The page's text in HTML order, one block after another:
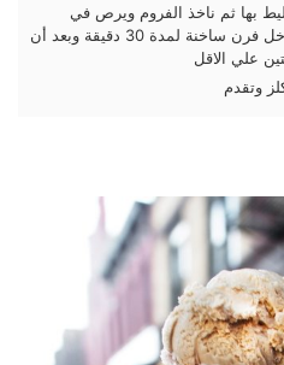
بها ثم ناخذ الفروم ويرص في
صينية فرن بها ماء ساخن وتدخل فرن ساخنة لمدة 30 دقيقة وبعد أن
علي الاقل
وتقدم